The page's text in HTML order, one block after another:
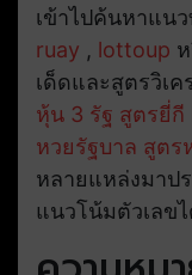
เข้าไปค้นหาแน
ruay , lottoup
เด็ดและสูตรวิเ
หุ้น 3 รัฐ สูตรยี่กี
หวยรัฐบาล สูตร
หลายแหล่งมาป
แนวโน้มตัวเลข